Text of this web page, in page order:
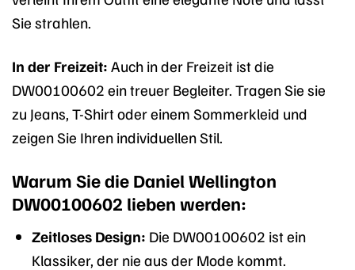
Sie strahlen.
In der Freizeit: Auch in der Freizeit ist die
DW00100602 ein treuer Begleiter. Tragen Sie sie
zu Jeans, T-Shirt oder einem Sommerkleid und
zeigen Sie Ihren individuellen Stil.
Warum Sie die Daniel Wellington
DW00100602 lieben werden:
Zeitloses Design: Die DW00100602 ist ein
Klassiker, der nie aus der Mode kommt.